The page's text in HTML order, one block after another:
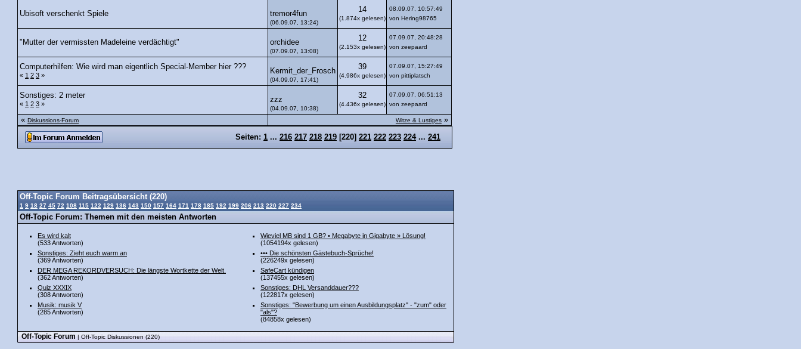
Ubisoft verschenkt Spiele tremor4fun
(06.09.07, 13:24)
14
(1.874x gelesen)
08.09.07, 10:57:49
von Hering98765
"Mutter der vermissten Madeleine verdächtigt" orchidee
(07.09.07, 13:08)
12
(2.153x gelesen)
07.09.07, 20:48:28
von zeepaard
Computerhilfen: Wie wird man eigentlich Special-Member hier ???
« 1 2 3 »
Kermit_der_Frosch
(04.09.07, 17:41)
39
(4.986x gelesen)
07.09.07, 15:27:49
von pittiplatsch
Sonstiges: 2 meter
« 1 2 3 »
zzz
(04.09.07, 10:38)
32
(4.436x gelesen)
07.09.07, 06:51:13
von zeepaard
«Diskussions-Forum Witze & Lustiges»
Seiten: 1 ... 216 217 218 219 [220] 221 222 223 224... 241
Off-Topic Forum Beitragsübersicht (220)
1 9 18 27 45 72 108 115 122 129 136 143 150 157 164 171 178 185 192 199 206 213 220 227 234
Off-Topic Forum: Themen mit den meisten Antworten
Es wird kalt
(533 Antworten)
Sonstiges: Zieht euch warm an
(369 Antworten)
DER MEGA REKORDVERSUCH: Die längste Wortkette der Welt.
(362 Antworten)
Quiz XXXIX
(308 Antworten)
Musik: musik V
(285 Antworten)
Wieviel MB sind 1 GB? • Megabyte in Gigabyte » Lösung!
(1054194x gelesen)
••• Die schönsten Gästebuch-Sprüche!
(226249x gelesen)
SafeCart kündigen
(137455x gelesen)
Sonstiges: DHL Versanddauer???
(122817x gelesen)
Sonstiges: "Bewerbung um einen Ausbildungsplatz" - "zum" oder
"als"?
(84858x gelesen)
Off-Topic Forum | Off-Topic Diskussionen (220)